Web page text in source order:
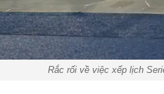
Rắc rối về việc xếp lịch